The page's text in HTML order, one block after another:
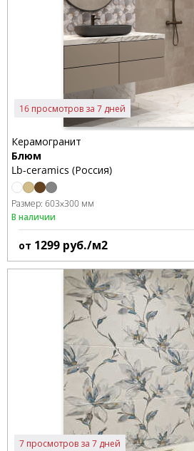
16 просмотров за 7 дней
Керамогранит
Блюм
Lb-ceramics (Россия)
Размер: 603x300 мм
В наличии
от 1299 руб./м2
7 просмотров за 7 дней